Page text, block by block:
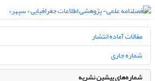
مقالات آماده انتشار
شماره جاری
شماره‌های پیشین نشریه